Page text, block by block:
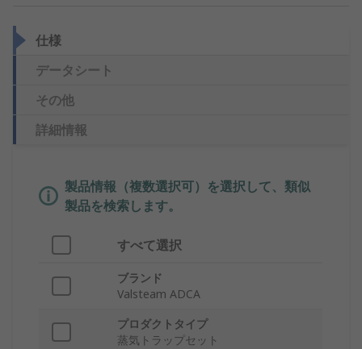
仕様
データシート
その他
詳細情報
製品情報（複数選択可）を選択して、類似
製品を検索します。
すべて選択
ブランド
Valsteam ADCA
プロダクトタイプ
蒸気トラップセット